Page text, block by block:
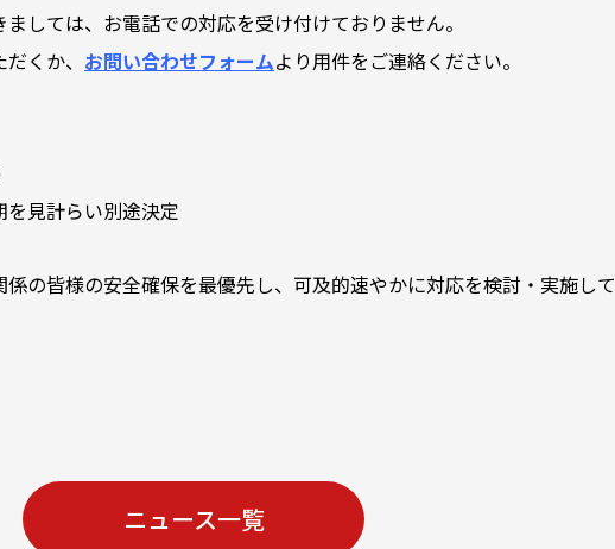
しては、お電話での対応を受け付けておりません。
くか、 お問い合わせフォームより用件をご連絡ください。
見計らい別途決定
の皆様の安全確保を最優先し、可及的速やかに対応を検討・実施して
ニュース一覧